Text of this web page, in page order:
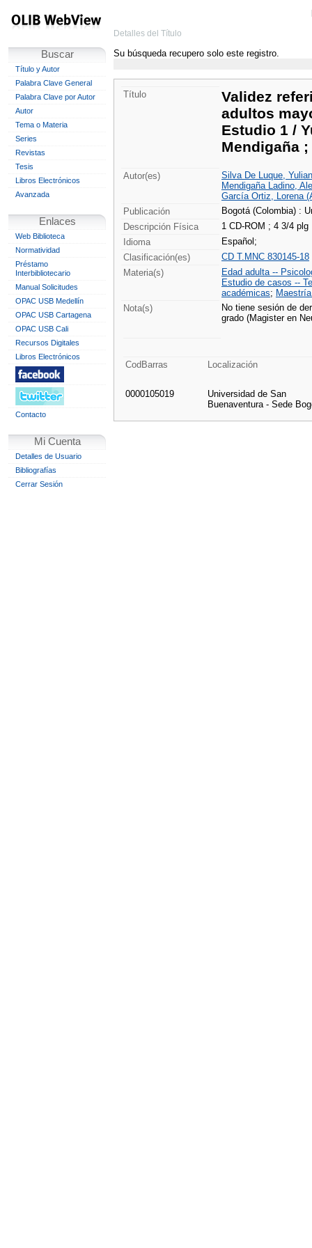
Buscar
Título y Autor
Palabra Clave General
Palabra Clave por Autor
Autor
Tema o Materia
Series
Revistas
Tesis
Libros Electrónicos
Avanzada
Enlaces
Web Biblioteca
Normatividad
Préstamo
Interbibliotecario
Manual Solicitudes
OPAC USB Medellín
OPAC USB Cartagena
OPAC USB Cali
Recursos Digitales
Libros Electrónicos
Contacto
Mi Cuenta
Detalles de Usuario
Bibliografías
Cerrar Sesión
Detalles del Título
Su búsqueda recupero solo este registro.
Título
Validez
adultos
Estudio 1 /
Mendigaña
Autor(es)
Silva De Luque,
Mendigaña Ladino,
García Ortiz, Lorena
Publicación
Bogotá (Colombia) :
Descripción Física
1 CD-ROM ; 4 3/4 plg
Idioma
Español;
Clasificación(es)
CD T.MNC 830145-18
Materia(s)
Edad adulta --
Estudio de casos --
académicas;
Nota(s)
No tiene sesión de
grado (Magister en
CodBarras Localización
0000105019
Universidad de San
Buenaventura - Sede